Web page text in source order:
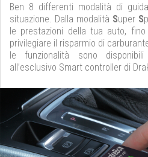
Ben 8 differenti modalità di
situazione. Dalla modalità Super S
le prestazioni della tua auto, fino
privilegiare il risparmio di
le funzionalità sono
all’esclusivo Smart controller di